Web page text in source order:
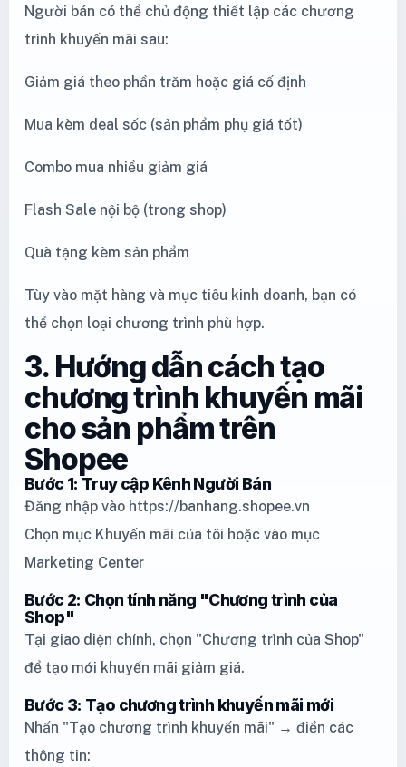
Người bán có thể chủ động thiết lập các chương
trình khuyến mãi sau:
Giảm giá theo phần trăm hoặc giá cố định
Mua kèm deal sốc (sản phẩm phụ giá tốt)
Combo mua nhiều giảm giá
Flash Sale nội bộ (trong shop)
Quà tặng kèm sản phẩm
Tùy vào mặt hàng và mục tiêu kinh doanh, bạn có
thể chọn loại chương trình phù hợp.
3. Hướng dẫn cách tạo
chương trình khuyến mãi
cho sản phẩm trên
Shopee
Bước 1: Truy cập Kênh Người Bán
Đăng nhập vào https://banhang.shopee.vn
Chọn mục Khuyến mãi của tôi hoặc vào mục
Marketing Center
Bước 2: Chọn tính năng "Chương trình của
Shop"
Tại giao diện chính, chọn "Chương trình của Shop"
để tạo mới khuyến mãi giảm giá.
Bước 3: Tạo chương trình khuyến mãi mới
Nhấn "Tạo chương trình khuyến mãi" → điền các
thông tin: